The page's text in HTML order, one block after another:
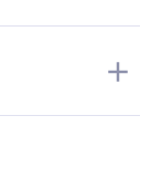
add